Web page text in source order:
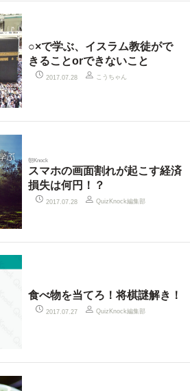
○×で学ぶ、イスラム教徒がで
きることorできないこと
2017.07.28 こうちゃん
朝Knock
スマホの画面割れが起こす経済
損失は何円！？
2017.07.28 QuizKnock編集部
食べ物を当てろ！将棋謎解き！
2017.07.27 QuizKnock編集部